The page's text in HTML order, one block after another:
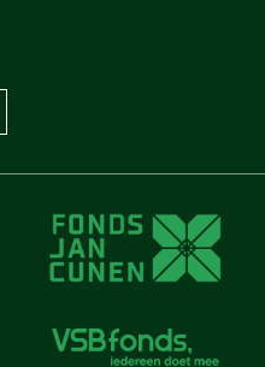
Cunen
Jan Cunen
Museum Jan Cunen
Museum Jan Cunen